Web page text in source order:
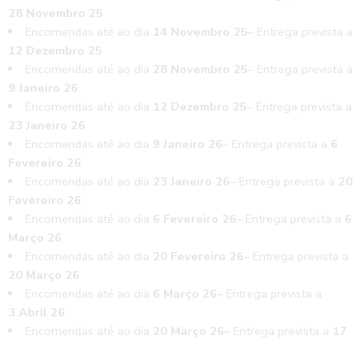
28 Novembro 25
Encomendas até ao dia 14 Novembro 25– Entrega prevista a
12 Dezembro 25
Encomendas até ao dia 28 Novembro 25– Entrega prevista a
9 Janeiro 26
Encomendas até ao dia 12 Dezembro 25– Entrega prevista a
23 Janeiro 26
Encomendas até ao dia 9 Janeiro 26– Entrega prevista a 6
Fevereiro 26
Encomendas até ao dia 23 Janeiro 26– Entrega prevista a 20
Fevereiro 26
Encomendas até ao dia 6 Fevereiro 26– Entrega prevista a 6
Março 26
Encomendas até ao dia 20 Fevereiro 26– Entrega prevista a
20 Março 26
Encomendas até ao dia 6 Março 26– Entrega prevista a
3 Abril 26
Encomendas até ao dia 20 Março 26– Entrega prevista a 17